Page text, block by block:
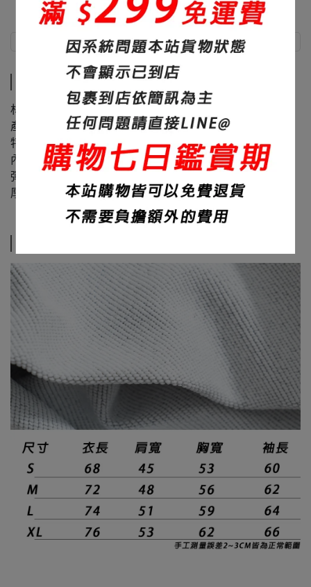
商品介紹 尺寸說明
商品介紹
材質：60%棉+40%聚酯纖維
產地：台灣
特色：面料滑順、內裏舒適
內裏：顆粒大絨布
彈性：微微
厚度：450碼重